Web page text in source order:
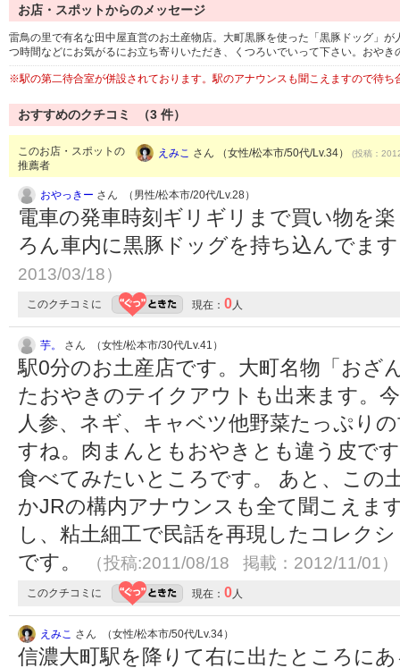
お店・スポットからのメッセージ
雷鳥の里で有名な田中屋直営のお土産物店。大町黒豚を使った「黒豚ドッグ」
つ時間などにお気がるにお立ち寄りいただき、くつろいでいって下さい。おやき
※駅の第二待合室が併設されております。駅のアナウンスも聞こえますので待ち
おすすめのクチコミ （3 件）
このお店・スポットの
推薦者
えみこ さん （女性/松本市/50代/Lv.34） (投稿：
おやっきー さん （男性/松本市/20代/Lv.28）
電車の発車時刻ギリギリまで買い物を
ろん車内に黒豚ドッグを持ち込んでま
2013/03/18）
このクチコミに 現在： 0人
芋。 さん （女性/松本市/30代/Lv.41）
駅0分のお土産店です。大町名物「おざ
たおやきのテイクアウトも出来ます。
人参、ネギ、キャベツ他野菜たっぷり
すね。肉まんともおやきとも違う皮で
食べてみたいところです。 あと、この
かJRの構内アナウンスも全て聞こえま
し、粘土細工で民話を再現したコレク
です。
（投稿:2011/08/18 掲載：2012/11/01）
このクチコミに 現在： 0人
えみこ さん （女性/松本市/50代/Lv.34）
信濃大町駅を降りて右に出たところに